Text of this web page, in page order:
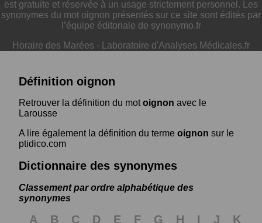
est gratuite et réservée à un usage strictement personnel. Les
synonymes du mot oignon présentés sur ce site sont édités par
l’équipe éditoriale de synonymo.fr
Horaire des Marées - Laboratoire d'Analyses Médicales.fr
Définition oignon
Retrouver la définition du motoignon avec le
Larousse
A lire également la définition du terme oignon sur le
ptidico.com
Dictionnaire des synonymes
Classement par ordre alphabétique des
synonymes
A B C D E F G H I J K